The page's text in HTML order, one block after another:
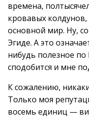
времена,
кровавых
основной мир. Ну,
Эгиде. А это
нибудь полезное
сподобится и мне
К сожалению,
Только моя
восемь единиц —